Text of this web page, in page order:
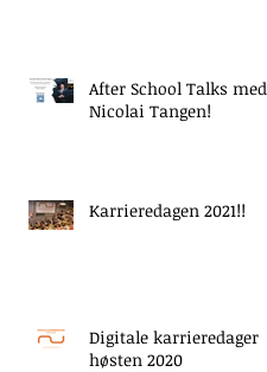
After School Talks med
Nicolai Tangen!
Karrieredagen 2021!!
Digitale karrieredager
høsten 2020